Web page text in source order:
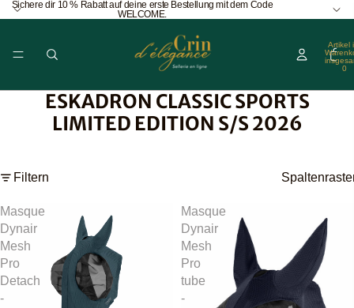
Sichere dir 10 % Rabatt auf deine erste Bestellung mit dem Code
WELCOME.
Artikel
0
ESKADRON CLASSIC SPORTS
LIMITED EDITION S/S 2026
Filtern
Masque
Dynair
Mesh
Pro
Detach
-
Masque
Dynair
Mesh
Pro
tube
-